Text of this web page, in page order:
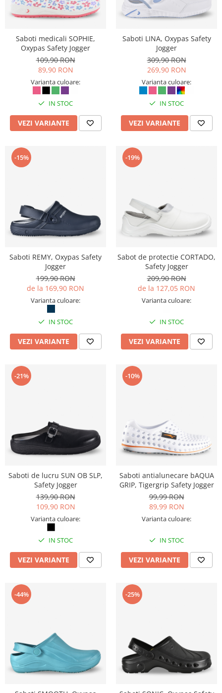
Hartie igienica, prosoape hartie si
dispensere
geamuri, mobila
Articole pentru birou, suprafete,
pardoseli
Intretinere si odorizante masina
Saci de gunoi
Tipografie si stampile
Caiete si blocnotesuri
personalizate
Imbracaminte
Tricouri
Bluze & Pulovere
Pantaloni cu pieptar
Hanorace
Jachete
Impermeabile
Reflectorizante
Incaltaminte de lucru si protectie
Incaltaminte de oras si munte
Accesorii pentru protectia capului
Casti de protectie
Antifoane
Masti de protectie respiratorie
Sepci, caciuli si esarfe
Pachete promotionale
Accesorii pentru protectia muncii
Sosete de lucru
Diverse accesorii
Copii - tricouri si hanorace
Comunicare si prezentare
Ecrane Interactive
Sisteme de afisare
Ecrane de proiectie
Saboti medicali SOPHIE,
Oxypas Safety Jogger
109,90 RON
89,90 RON
Varianta culoare:
IN STOC
VEZI VARIANTE
Saboti LINA, Oxypas Safety
Jogger
309,90 RON
269,90 RON
Varianta culoare:
IN STOC
VEZI VARIANTE
-15%
Saboti REMY, Oxypas Safety
Jogger
199,90 RON
de la 169,90 RON
Varianta culoare:
IN STOC
VEZI VARIANTE
-19%
Sabot de protectie CORTADO,
Safety Jogger
209,90 RON
de la 127,05 RON
Varianta culoare:
IN STOC
VEZI VARIANTE
-21%
Saboti de lucru SUN OB SLP,
Safety Jogger
139,90 RON
109,90 RON
Varianta culoare:
IN STOC
VEZI VARIANTE
-10%
Saboti antialunecare bAQUA
GRIP, Tigergrip Safety Jogger
99,99 RON
89,99 RON
Varianta culoare:
IN STOC
VEZI VARIANTE
-44% -25%